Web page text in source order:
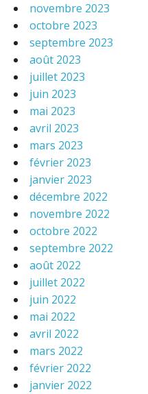
novembre 2023
octobre 2023
septembre 2023
août 2023
juillet 2023
juin 2023
mai 2023
avril 2023
mars 2023
février 2023
janvier 2023
décembre 2022
novembre 2022
octobre 2022
septembre 2022
août 2022
juillet 2022
juin 2022
mai 2022
avril 2022
mars 2022
février 2022
janvier 2022